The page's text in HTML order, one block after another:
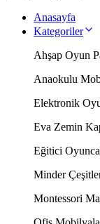
Anasayfa
Kategoriler
Ahşap Oyun
Anaokulu
Elektronik
Eva Zemin
Eğitici
Minder
Montessori